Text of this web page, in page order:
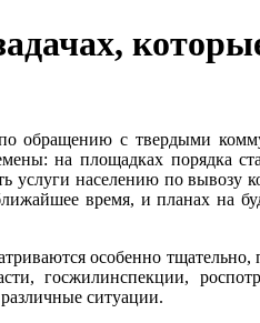
по обращению с твердыми
на площадках порядка
услуги населению по
время, и планах
особенно тщательно,
госжилинспекции,
ситуации.